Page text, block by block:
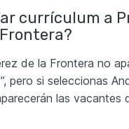
currículum a
de la Frontera no
pero si seleccionas
las vacantes